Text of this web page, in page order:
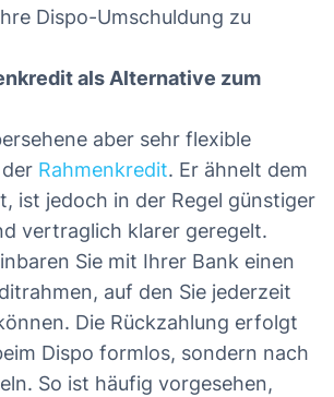
Dispo-Umschuldung zu
als Alternative zum
aber sehr flexible
Rahmenkredit. Er ähnelt dem
ist jedoch in der Regel günstiger
vertraglich klarer geregelt.
Sie mit Ihrer Bank einen
auf den Sie jederzeit
Die Rückzahlung erfolgt
Dispo formlos, sondern nach
So ist häufig vorgesehen,